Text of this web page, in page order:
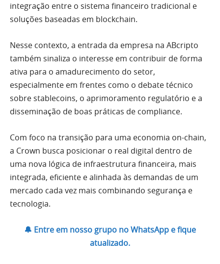
integração entre o sistema financeiro tradicional e
soluções baseadas em blockchain.
Nesse contexto, a entrada da empresa na ABcripto
também sinaliza o interesse em contribuir de forma
ativa para o amadurecimento do setor,
especialmente em frentes como o debate técnico
sobre stablecoins, o aprimoramento regulatório e a
disseminação de boas práticas de compliance.
Com foco na transição para uma economia on-chain,
a Crown busca posicionar o real digital dentro de
uma nova lógica de infraestrutura financeira, mais
integrada, eficiente e alinhada às demandas de um
mercado cada vez mais combinando segurança e
tecnologia.
🔔 Entre em nosso grupo no WhatsApp e fique
atualizado.